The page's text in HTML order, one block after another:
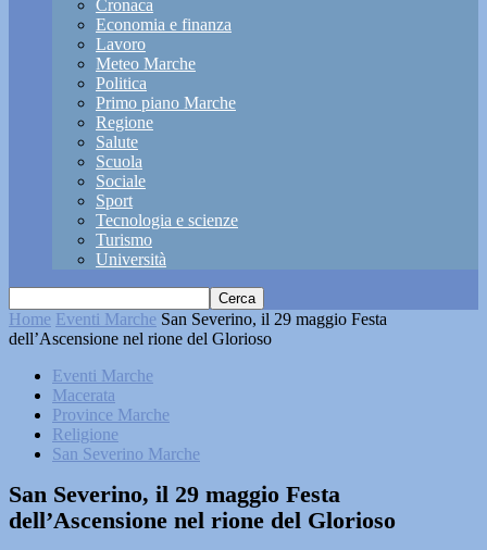
Cronaca
Economia e finanza
Lavoro
Meteo Marche
Politica
Primo piano Marche
Regione
Salute
Scuola
Sociale
Sport
Tecnologia e scienze
Turismo
Università
Home Eventi Marche San Severino, il 29 maggio Festa
dell’Ascensione nel rione del Glorioso
Eventi Marche
Macerata
Province Marche
Religione
San Severino Marche
San Severino, il 29 maggio Festa
dell’Ascensione nel rione del Glorioso